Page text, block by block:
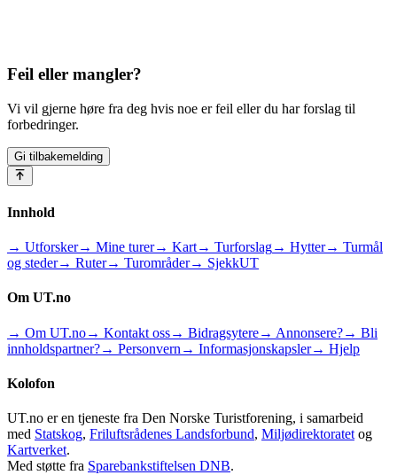
Feil eller mangler?
Vi vil gjerne høre fra deg hvis noe er feil eller du har forslag til
forbedringer.
Gi tilbakemelding
Innhold
→ Utforsker→ Mine turer→ Kart→ Turforslag→ Hytter→ Turmål
og steder→ Ruter→ Turområder→ SjekkUT
Om UT.no
→ Om UT.no→ Kontakt oss→ Bidragsytere→ Annonsere?→ Bli
innholdspartner?→ Personvern → Informasjonskapsler→ Hjelp
Kolofon
UT.no er en tjeneste fra Den Norske Turistforening, i samarbeid
med Statskog, Friluftsrådenes Landsforbund, Miljødirektoratet og
Kartverket.
Med støtte fra Sparebankstiftelsen DNB.